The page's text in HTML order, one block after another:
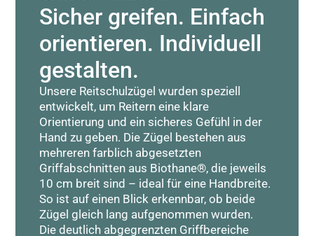
Sicher greifen. Einfach
orientieren. Individuell
gestalten.
Unsere Reitschulzügel wurden speziell
entwickelt, um Reitern eine klare
Orientierung und ein sicheres Gefühl in der
Hand zu geben. Die Zügel bestehen aus
mehreren farblich abgesetzten
Griffabschnitten aus Biothane®, die jeweils
10 cm breit sind – ideal für eine Handbreite.
So ist auf einen Blick erkennbar, ob beide
Zügel gleich lang aufgenommen wurden.
Die deutlich abgegrenzten Griffbereiche